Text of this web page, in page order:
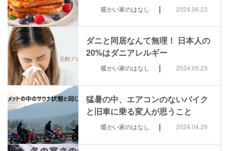
暖かい家のはなし | 2024.06.23
ダニと同居なんて無理！ 日本人の
20%はダニアレルギー
暖かい家のはなし | 2024.05.23
猛暑の中、エアコンのないバイク
と旧車に乗る変人が思うこと
暖かい家のはなし | 2024.04.29